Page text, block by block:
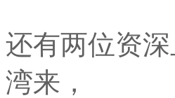
还有两位资
湾来，